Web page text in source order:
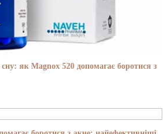
як Magnox 520 допомагає боротися з